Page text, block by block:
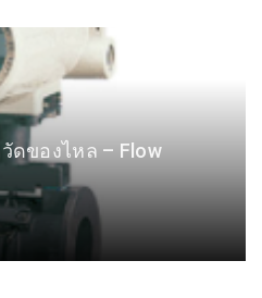
ดของไหล – Flow